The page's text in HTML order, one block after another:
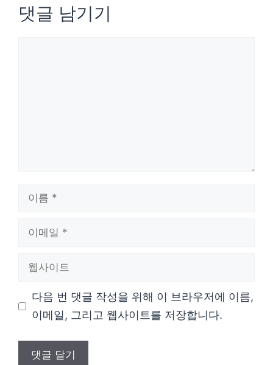
댓글 남기기
다음 번 댓글 작성을 위해 이 브라우저에 이름,
이메일, 그리고 웹사이트를 저장합니다.